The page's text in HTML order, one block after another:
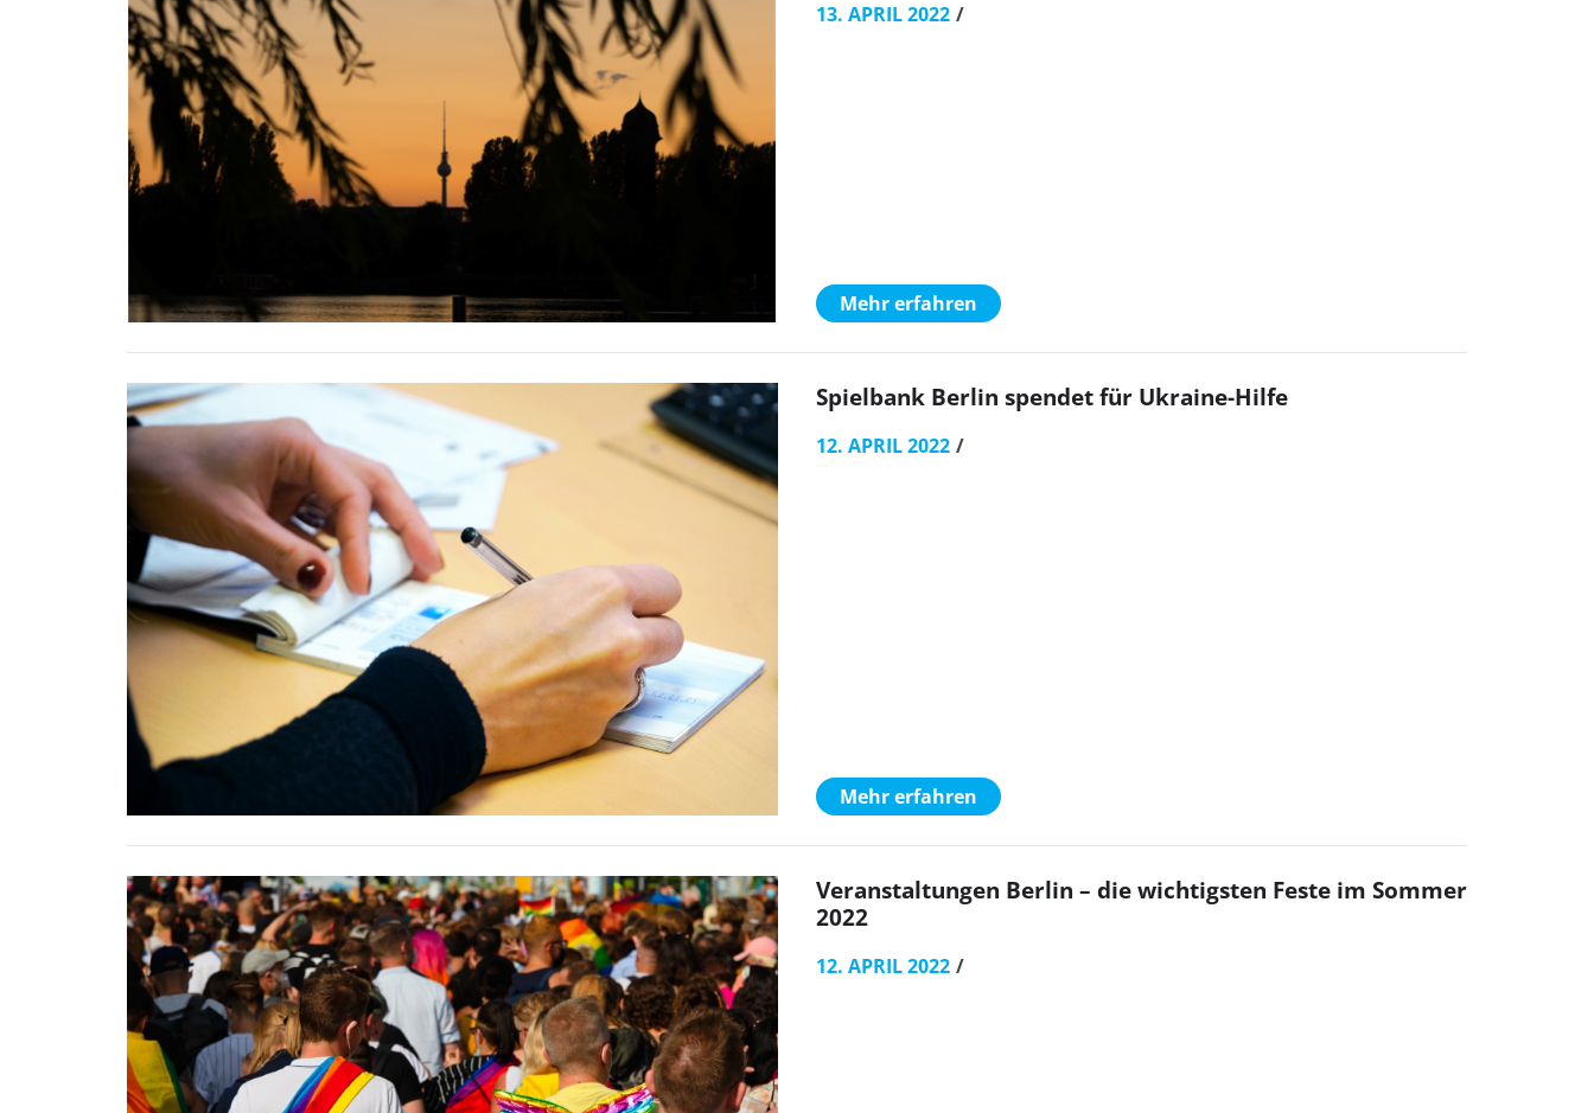
13. APRIL 2022
Mehr erfahren
Spielbank Berlin spendet für Ukraine-Hilfe
12. APRIL 2022
Mehr erfahren
Veranstaltungen Berlin – die wichtigsten Feste im Sommer
2022
12. APRIL 2022